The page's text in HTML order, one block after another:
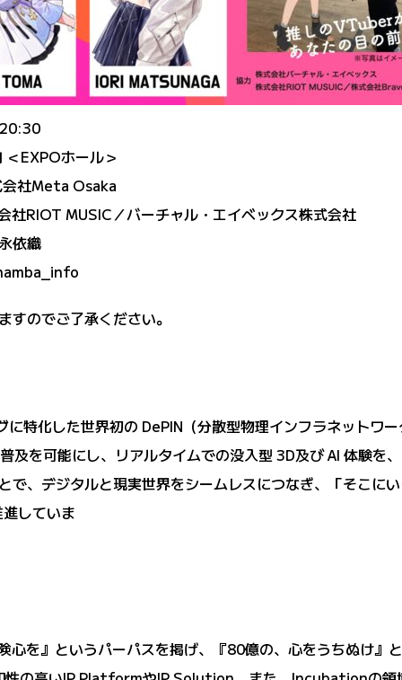
EXPOホール＞
社Meta Osaka
RIOT MUSIC／バーチャル・エイベックス株式会社
依織
のでご了承ください。
特化した世界初の DePIN（分散型物理インフラネットワ
及を可能にし、リアルタイムでの没入型 3D及び AI 体験を
で、デジタルと現実世界をシームレスにつなぎ、「そこに
していま
を』というパーパスを掲げ、『80億の、心をうちぬけ』